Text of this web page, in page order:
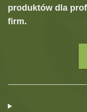
produktów dla
firm.